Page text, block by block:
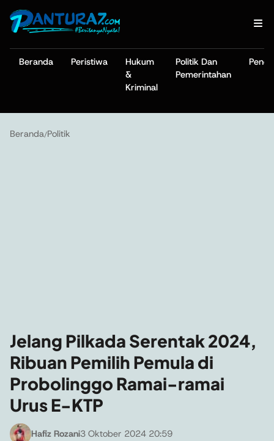
Beranda Peristiwa
Hukum
&
Kriminal
Politik Dan
Pemerintahan
Beranda/Politik
Jelang Pilkada Serentak 2024,
Ribuan Pemilih Pemula di
Probolinggo Ramai-ramai
Urus E-KTP
Hafiz Rozani3 Oktober 2024 20:59